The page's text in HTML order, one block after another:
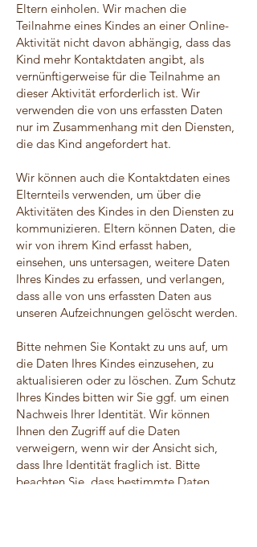
Eltern einholen. Wir machen die
Teilnahme eines Kindes an einer Online-
Aktivität nicht davon abhängig, dass das
Kind mehr Kontaktdaten angibt, als
vernünftigerweise für die Teilnahme an
dieser Aktivität erforderlich ist. Wir
verwenden die von uns erfassten Daten
nur im Zusammenhang mit den Diensten,
die das Kind angefordert hat.
Wir können auch die Kontaktdaten eines
Elternteils verwenden, um über die
Aktivitäten des Kindes in den Diensten zu
kommunizieren. Eltern können Daten, die
wir von ihrem Kind erfasst haben,
einsehen, uns untersagen, weitere Daten
Ihres Kindes zu erfassen, und verlangen,
dass alle von uns erfassten Daten aus
unseren Aufzeichnungen gelöscht werden.
Bitte nehmen Sie Kontakt zu uns auf, um
die Daten Ihres Kindes einzusehen, zu
aktualisieren oder zu löschen. Zum Schutz
Ihres Kindes bitten wir Sie ggf. um einen
Nachweis Ihrer Identität. Wir können
Ihnen den Zugriff auf die Daten
verweigern, wenn wir der Ansicht sich,
dass Ihre Identität fraglich ist. Bitte
beachten Sie, dass bestimmte Daten